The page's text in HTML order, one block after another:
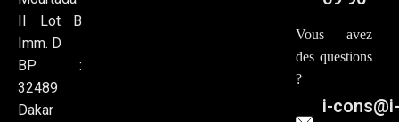
II Lot B
Imm. D
BP :
32489
Dakar
Vous avez
des questions
?
i-